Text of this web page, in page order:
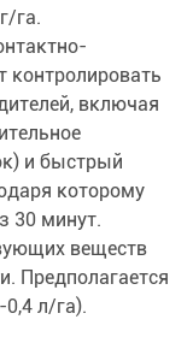
га.
контролировать
включая
и быстрый
которому
30 минут.
веществ
Предполагается
л/га).